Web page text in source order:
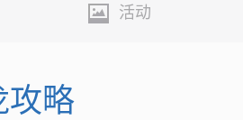
活动
攻略